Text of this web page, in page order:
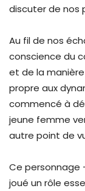
discuter de nos
Au fil de nos
conscience du
et de la
propre aux
commencé à
jeune femme
autre point de
Ce
joué un rôle